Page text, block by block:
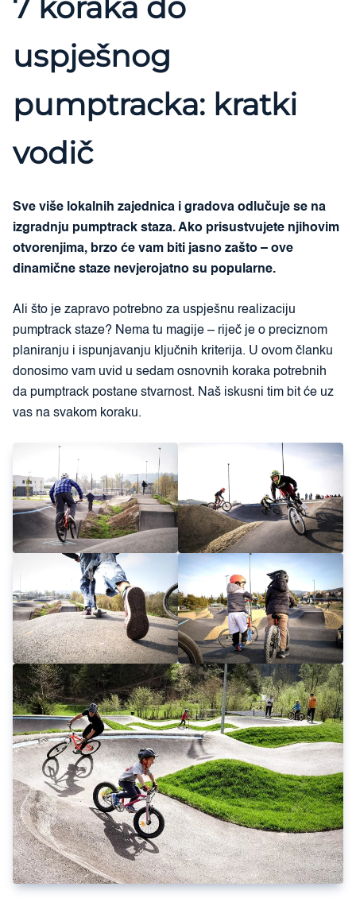
uspješnog
pumptracka: kratki
vodič
Sve više lokalnih zajednica i gradova odlučuje se na
izgradnju pumptrack staza. Ako prisustvujete njihovim
otvorenjima, brzo će vam biti jasno zašto – ove
dinamične staze nevjerojatno su popularne.
Ali što je zapravo potrebno za uspješnu realizaciju
pumptrack staze? Nema tu magije – riječ je o preciznom
planiranju i ispunjavanju ključnih kriterija. U ovom članku
donosimo vam uvid u sedam osnovnih koraka potrebnih
da pumptrack postane stvarnost. Naš iskusni tim bit će uz
vas na svakom koraku.